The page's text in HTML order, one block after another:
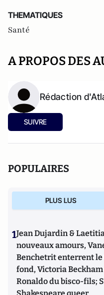
THEMATIQUES
Santé
A PROPOS DES
Rédaction
SUIVRE
POPULAIRES
PLUS LUS
1Jean Dujardin &
nouveaux amours,
Benchetrit enterrent le
fond, Victoria
Ronaldo du bisco-fils;